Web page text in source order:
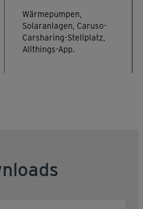
Wärmepumpen,
Solaranlagen, Caruso-
Carsharing-Stellplatz,
Allthings-App.